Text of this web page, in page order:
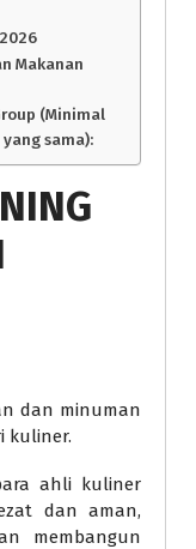
Makanan
(Minimal
sama):
dan minuman
kuliner.
ahli kuliner
dan aman,
membangun